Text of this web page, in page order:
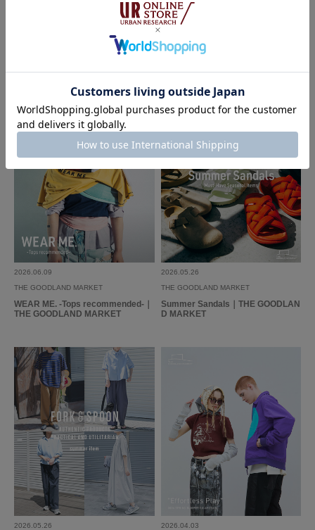
SUMMER FUNCTION｜EKAL
2026.07.10
must buy - The summer issue｜UR
2026.06.09
THE GOODLAND MARKET
WEAR ME. -Tops recommended-｜
THE GOODLAND MARKET
2026.05.26
THE GOODLAND MARKET
Summer Sandals｜THE GOODLAN
D MARKET
2026.05.26
2026.04.03